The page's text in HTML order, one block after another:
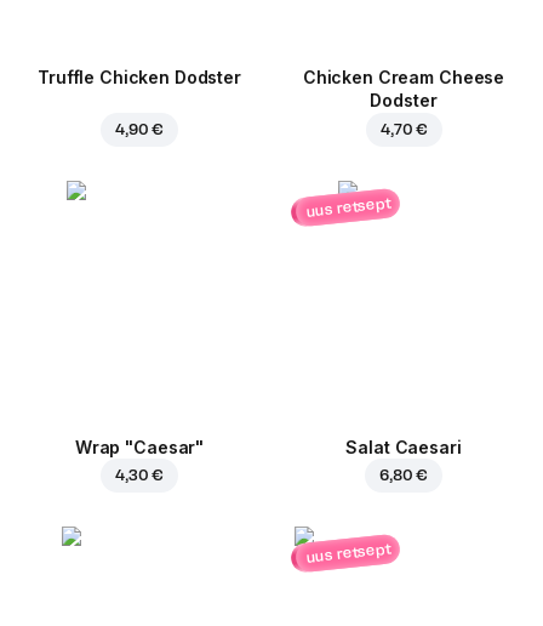
Truffle Chicken Dodster
4,90 €
Chicken Cream Cheese
Dodster
4,70 €
Wrap "Caesar"
4,30 €
uus retsept
Salat Caesari
6,80 €
uus retsept